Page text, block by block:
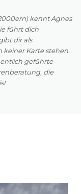
kennt Agnes
führt dich
dir als
keiner Karte stehen.
geführte
die